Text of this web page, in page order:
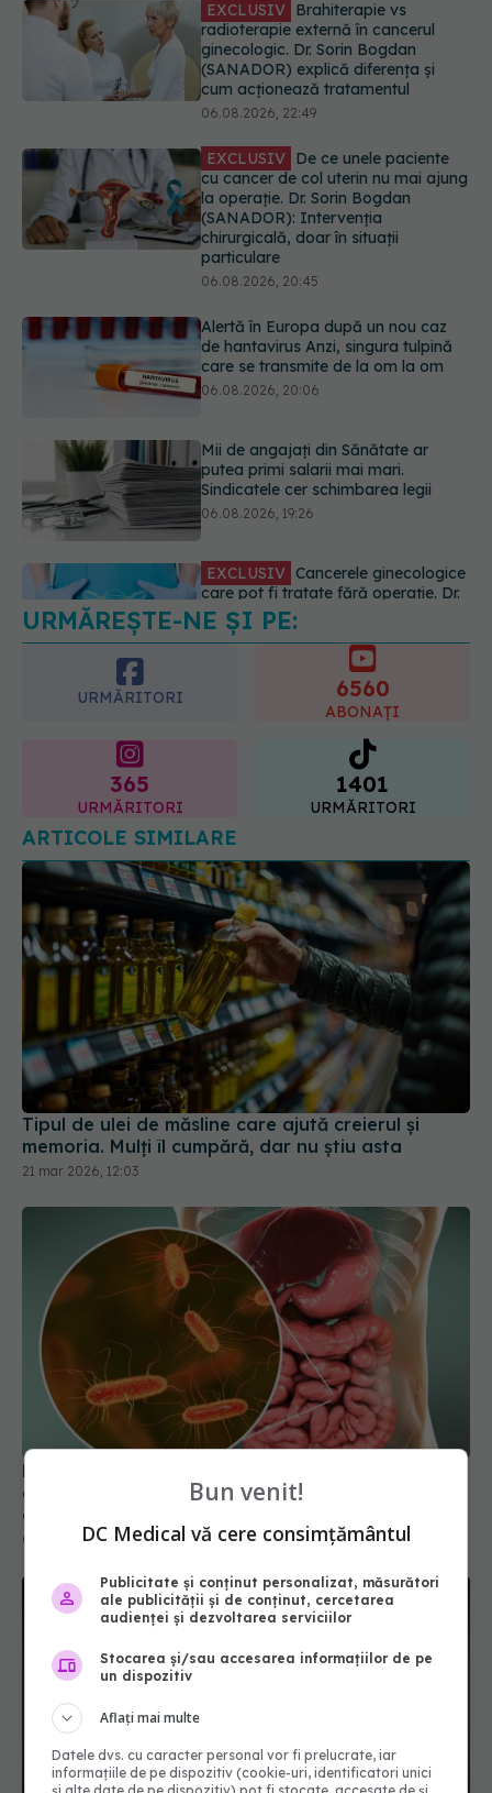
EXCLUSIV De ce unele paciente
cu cancer de col uterin nu mai ajung
la operație. Dr. Sorin Bogdan
(SANADOR): Intervenția
chirurgicală, doar în situații
particulare
Alertă în Europa după un nou caz
de hantavirus Anzi, singura tulpină
care se transmite de la om la om
06.08.2026, 20:06
putea primi salarii mai mari.
Sindicatele cer schimbarea legii
06.08.2026, 19:26
care pot fi tratate fără operație. Dr.
Sorin Bogdan (SANADOR): Chirurgia
este indicată doar punctual, pentru
anumite categorii de paciente
EXCLUSIV Brahiterapie vs
radioterapie externă în cancerul
ginecologic. Dr. Sorin Bogdan
(SANADOR) explică diferența și
cum acționează tratamentul
URMĂREȘTE-NE ȘI PE:
URMĂRITORI
ABONAȚI
URMĂRITORI
1401
URMĂRITORI
ARTICOLE SIMILARE
Tipul de ulei de măsline care ajută creierul și
memoria. Mulți îl cumpără, dar nu știu asta
21 mar 2026, 12:03
Bacteriile din sistemul digestiv pot influența
apariția cancerului. Și nu vorbim de cancerul de
colon
01 iul 2026, 22:30
Peste 60% dintre oameni au leziuni pre-
Bun venit!
DC Medical vă cere consimțământul
Publicitate și conținut personalizat, măsurători
ale publicității și de conținut, cercetarea
audienței și dezvoltarea serviciilor
Stocarea și/sau accesarea informațiilor de pe
un dispozitiv
Aflați mai multe
Datele dvs. cu caracter personal vor fi prelucrate, iar
informațiile de pe dispozitiv (cookie-uri, identificatori unici